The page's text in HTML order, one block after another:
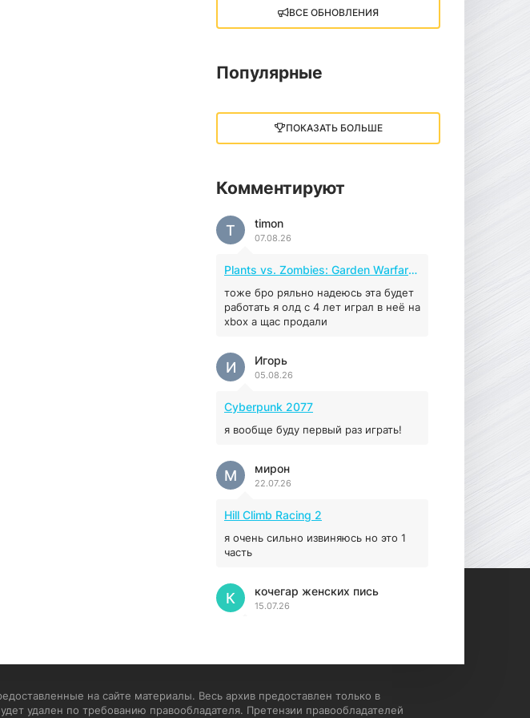
Little Nightmares III
4.96 ГБ 2023
MAFIA: THE OLD
COUNTRY
44.98 ГБ
04.12.2025
Red Chaos - The Strict
Order
5.43 ГБ 2025
04.12.2025
Prey
16.95 ГБ
ВСЕ ОБНОВЛЕНИЯ
Популярные
ПОКАЗАТЬ БОЛЬШЕ
Комментируют
timon
07.08.26
T
Plants vs. Zombies: Garden Warfare 2 (2016)
тоже бро ряльно надеюсь эта будет
работать я олд с 4 лет играл в неё на
xbox а щас продали
Игорь
05.08.26
И
Cyberpunk 2077
я вообще буду первый раз играть!
мирон
22.07.26
М
Hill Climb Racing 2
я очень сильно извиняюсь но это 1
часть
кочегар женских пись
15.07.26
К
напишите блять на пк с
на сайте материалы. Весь архив предоставлен только в
удален по требованию правообладателя. Претензии правообладателей